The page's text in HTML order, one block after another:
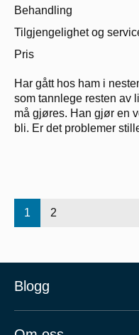
Behandling
Tilgjengelighet og
Pris
Har gått hos ham i
som tannlege resten av
må gjøres. Han gjør en
bli. Er det problemer
1 2
Blogg